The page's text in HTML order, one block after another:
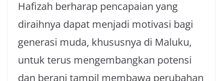
Hafizah berharap pencapaian yang
diraihnya dapat menjadi motivasi bagi
generasi muda, khususnya di Maluku,
untuk terus mengembangkan potensi
dan berani tampil membawa perubahan